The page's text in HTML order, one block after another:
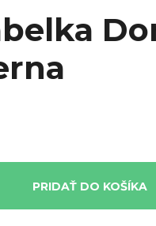
PRIDAŤ DO KOŠÍKA